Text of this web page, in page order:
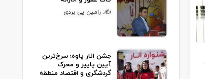
✍: رامین پی بردی
جشن انار پاوه؛ سرخ‌ترین
آیین پاییز و محرک
گردشگری و اقتصاد منطقه